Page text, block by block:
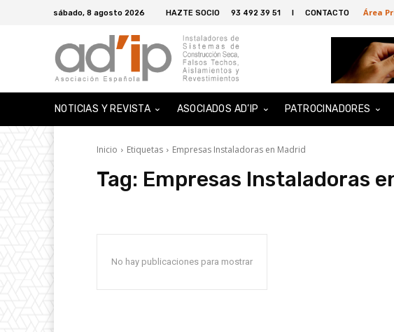
sábado, 8 agosto 2026 HAZTE SOCIO 93 492 39 51 I CONTACTO Área
NOTICIAS Y REVISTA ASOCIADOS AD’IP PATROCINADORES
Inicio Etiquetas Empresas Instaladoras en Madrid
Tag: Empresas Instaladoras
No hay publicaciones para mostrar